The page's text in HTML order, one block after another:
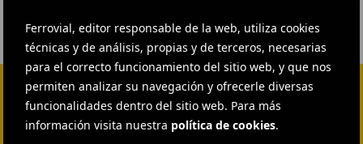
Ferrovial, editor responsable de la web, utiliza cookies
técnicas y de análisis, propias y de terceros, necesarias
para el correcto funcionamiento del sitio web, y que nos
permiten analizar su navegación y ofrecerle diversas
funcionalidades dentro del sitio web. Para más
información visita nuestra política de cookies.
CONTACTA CON NOSOTROS